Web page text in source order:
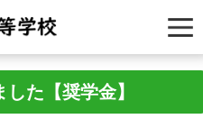
た【奨学金】